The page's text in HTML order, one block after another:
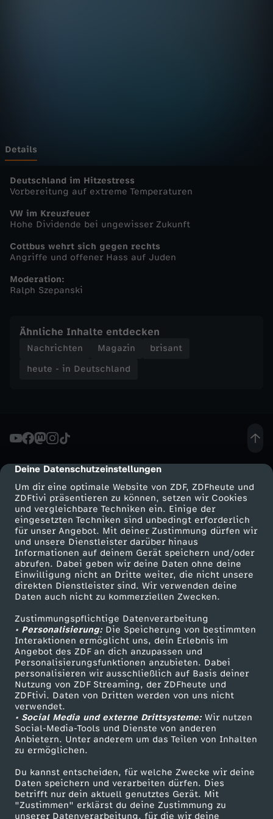
cmp-dialog-description
Deine Datenschutzeinstellungen
Um dir eine optimale Website von ZDF, ZDFheute und
ZDFtivi präsentieren zu können, setzen wir Cookies
und vergleichbare Techniken ein. Einige der
eingesetzten Techniken sind unbedingt erforderlich
für unser Angebot. Mit deiner Zustimmung dürfen wir
und unsere Dienstleister darüber hinaus
Informationen auf deinem Gerät speichern und/oder
abrufen. Dabei geben wir deine Daten ohne deine
Einwilligung nicht an Dritte weiter, die nicht unsere
direkten Dienstleister sind. Wir verwenden deine
Daten auch nicht zu kommerziellen Zwecken.
Zustimmungspflichtige Datenverarbeitung
• Personalisierung:Die Speicherung von bestimmten
Interaktionen ermöglicht uns, dein Erlebnis im
Angebot des ZDF an dich anzupassen und
Personalisierungsfunktionen anzubieten. Dabei
personalisieren wir ausschließlich auf Basis deiner
Nutzung von ZDF Streaming, der ZDFheute und
ZDFtivi. Daten von Dritten werden von uns nicht
verwendet.
• Social Media und externe Drittsysteme:Wir nutzen
Social-Media-Tools und Dienste von anderen
Anbietern. Unter anderem um das Teilen von Inhalten
zu ermöglichen.
Du kannst entscheiden, für welche Zwecke wir deine
Daten speichern und verarbeiten dürfen. Dies
betrifft nur dein aktuell genutztes Gerät. Mit
"Zustimmen" erklärst du deine Zustimmung zu
unserer Datenverarbeitung, für die wir deine
s
c
h
l
n
d
-
u
t
e
-
i
n
D
e
u
t
s
c
h
Details
Deutschland im Hitzestress
Vorbereitung auf extreme Temperaturen
VW im Kreuzfeuer
Hohe Dividende bei ungewisser Zukunft
Cottbus wehrt sich gegen rechts
Angriffe und offener Hass auf Juden
Moderation:
Ralph Szepanski
Ähnliche Inhalte entdecken
Nachrichten Magazin
brisant
heute - in Deutschland
Mehr ZDF
ZDF-Apps
Smart TV
ZDFtext
Livestreams
Sendungen A-Z
TV-Programm
Service
ZDFmitreden
Kontakt zum ZDF
Tickets
Zuschauerservice
Hilfe
ZDF Unternehmen
Karriere
ZDF goes Schule
Werbefernsehen